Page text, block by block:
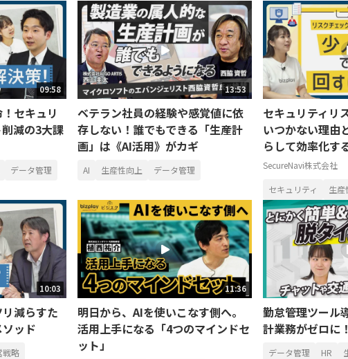
09:58
セキュリ
減の3大課
データ管理
13:53
ベテラン社員の経験や感覚値に依
存しない！誰でもできる「生産計
画」は《AI活用》がカギ
AI 生産性向上 データ管理
セキュリティリ
いつかない理由
らして効率化す
SecureNavi株式会社
セキュリティ 生産
10:03
減らすた
ッド
戦略
11:36
明日から、AIを使いこなす側へ。
活用上手になる「4つのマインドセ
ット」
勤怠管理ツール
計業務がゼロに
データ管理 HR